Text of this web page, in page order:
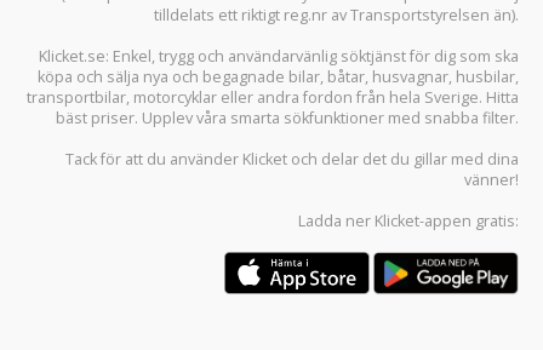
tilldelats ett riktigt reg.nr av Transportstyrelsen än).
Klicket.se: Enkel, trygg och användarvänlig söktjänst för dig som ska
köpa och sälja nya och begagnade bilar, båtar, husvagnar, husbilar,
transportbilar, motorcyklar eller andra fordon från hela Sverige. Hitta
bäst priser. Upplev våra smarta sökfunktioner med snabba filter.
Tack för att du använder Klicket och delar det du gillar med dina
vänner!
Ladda ner Klicket-appen gratis: